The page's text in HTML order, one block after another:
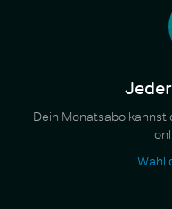
Dein Monatsabo kannst
Wähl